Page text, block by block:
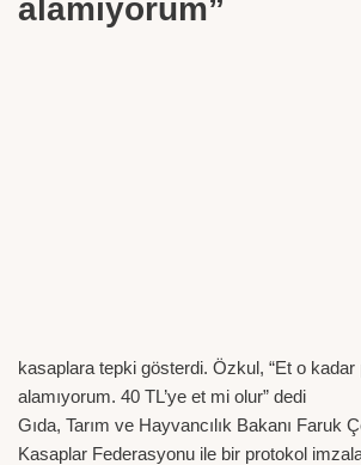
alamıyorum”
kasaplara tepki gösterdi. Özkul, “Et o kadar
alamıyorum. 40 TL’ye et mi olur” dedi
Gıda, Tarım ve Hayvancılık Bakanı Faruk
Kasaplar Federasyonu ile bir protokol